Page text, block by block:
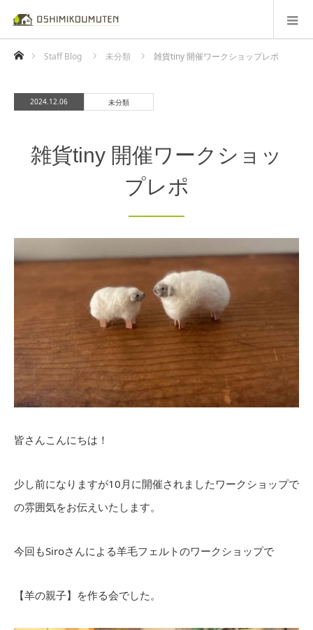
ホームStaff Blog 未分類 雑貨tiny 開催ワークショップレポ
2024.12.06 未分類
雑貨tiny 開催ワークショッ
プレポ
皆さんこんにちは！
少し前になりますが10月に開催されましたワークショップで
の雰囲気をお伝えいたします。
今回もSiroさんによる羊毛フェルトのワークショップで
【羊の親子】を作る会でした。